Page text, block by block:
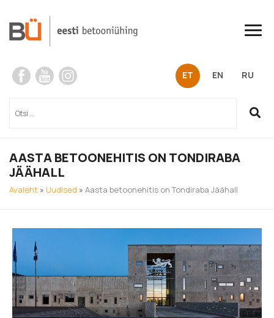
content
ET EN RU
AASTA BETOONEHITIS ON TONDIRABA
JÄÄHALL
Avaleht » Uudised » Aasta betoonehitis on Tondiraba Jäähall